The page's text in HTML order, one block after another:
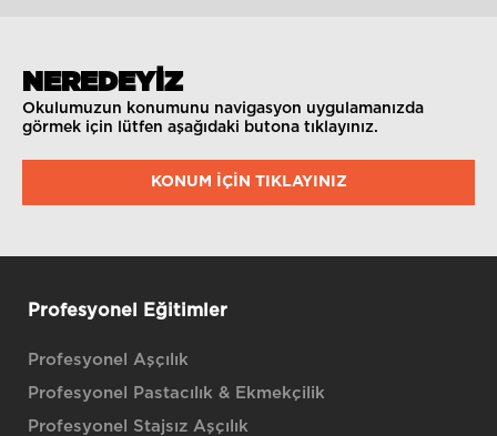
NEREDEYİZ
Okulumuzun konumunu navigasyon uygulamanızda
görmek için lütfen aşağıdaki butona tıklayınız.
KONUM IÇIN TIKLAYINIZ
Profesyonel Eğitimler
Profesyonel Aşçılık
Profesyonel Pastacılık & Ekmekçilik
Profesyonel Stajsız Aşçılık